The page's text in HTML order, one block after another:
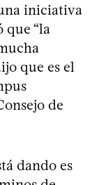
iniciativa
que “la
que es el
de
dando es